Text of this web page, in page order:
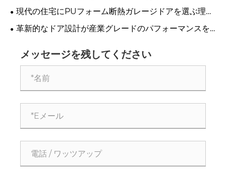
現代の住宅にPUフォーム断熱ガレージドアを選ぶ理
由?
革新的なドア設計が産業グレードのパフォーマンスを
メッセージを残してください